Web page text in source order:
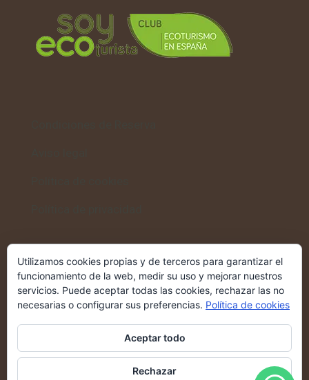
Volver al inicio
Casa Rural Altozano →
Utilizamos cookies propias y de terceros para garantizar el
funcionamiento de la web, medir su uso y mejorar nuestros
servicios. Puede aceptar todas las cookies, rechazar las no
necesarias o configurar sus preferencias. Política de cookies
Aceptar todo
Rechazar